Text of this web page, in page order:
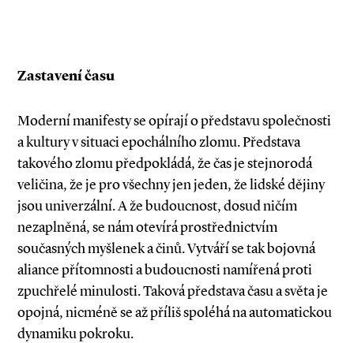
Zastavení času
Moderní manifesty se opírají o představu společnosti
a kultury v situaci epochálního zlomu. Představa
takového zlomu předpokládá, že čas je stejnorodá
veličina, že je pro všechny jen jeden, že lidské dějiny
jsou univerzální. A že budoucnost, dosud ničím
nezaplněná, se nám otevírá prostřednictvím
současných myšlenek a činů. Vytváří se tak bojovná
aliance přítomnosti a budoucnosti namířená proti
zpuchřelé minulosti. Taková představa času a světa je
opojná, nicméně se až příliš spoléhá na automatickou
dynamiku pokroku.